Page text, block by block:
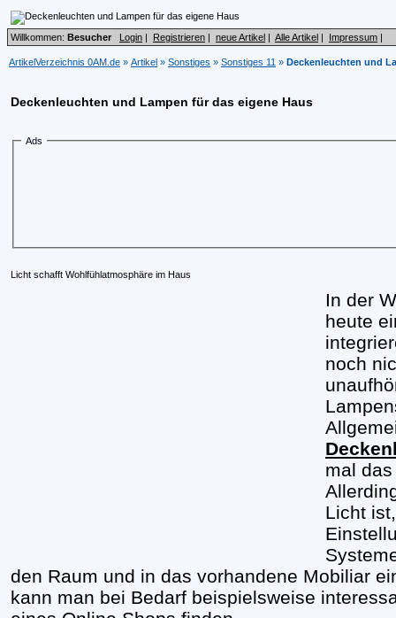
Willkommen: Besucher Login | Registrieren | neue Artikel | Alle Artikel | Impressum |
ArtikelVerzeichnis 0AM.de » Artikel » Sonstiges » Sonstiges 11 » Deckenleuchten und
Deckenleuchten und Lampen für das eigene Haus
Ads
Licht schafft Wohlfühlatmosphäre im Haus
In der
heute
noch
mal
Licht
den Raum und in das vorhandene Mobiliar
kann man bei Bedarf beispielsweise